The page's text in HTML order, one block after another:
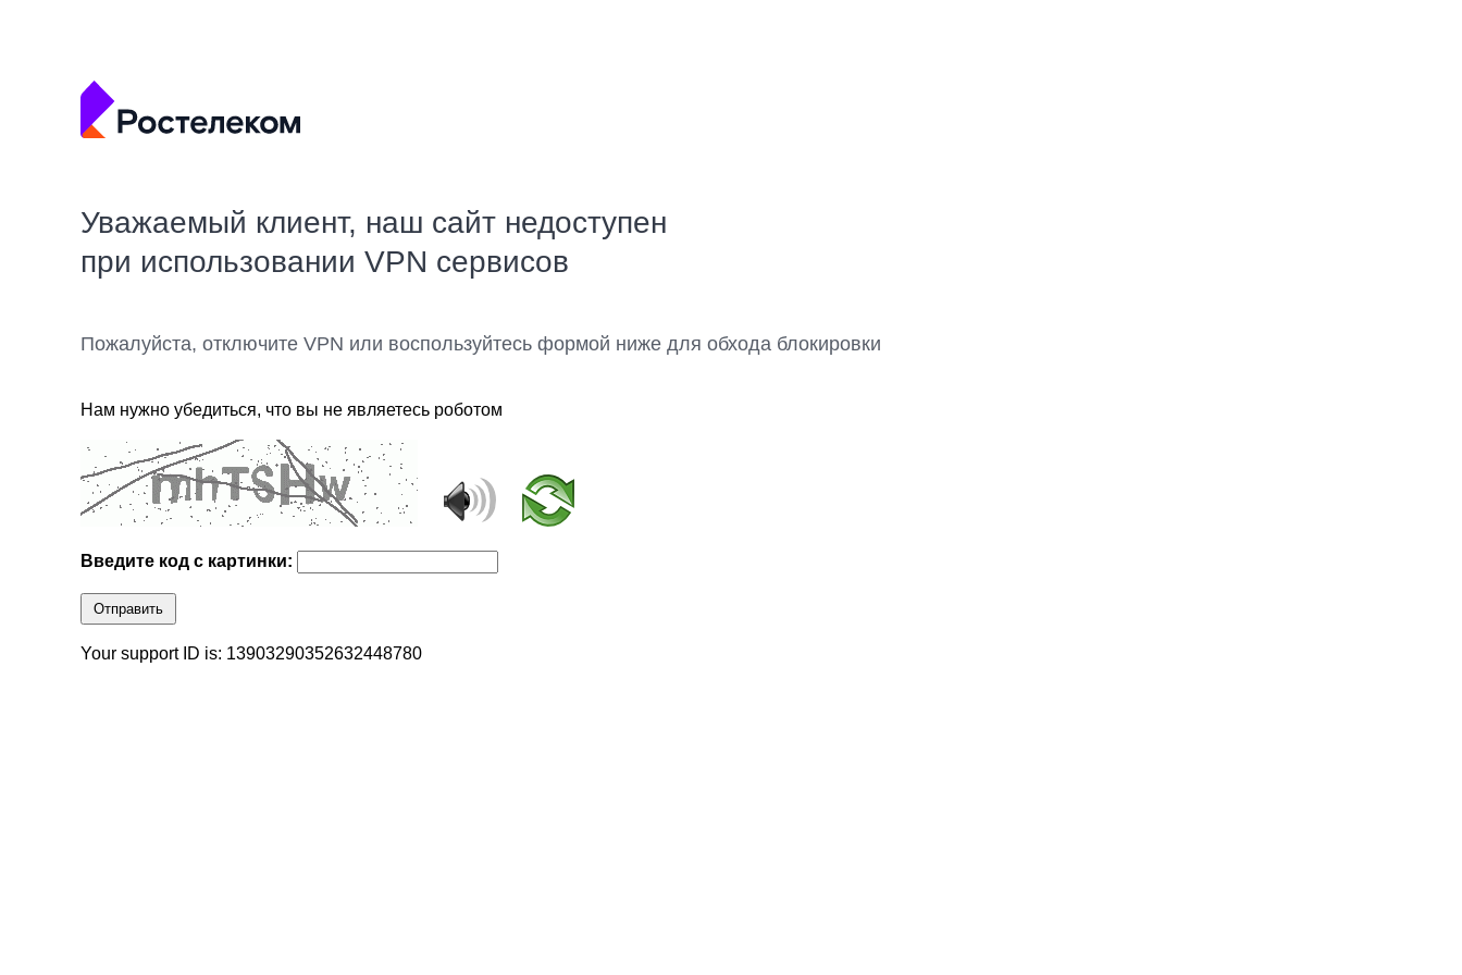
Уважаемый клиент, наш сайт недоступен
при использовании VPN сервисов
Пожалуйста, отключите VPN или воспользуйтесь формой ниже для обхода блокировки
Нам нужно убедиться, что вы не являетесь роботом
Введите код с картинки:
Отправить
Your support ID is: 13903290352632448780